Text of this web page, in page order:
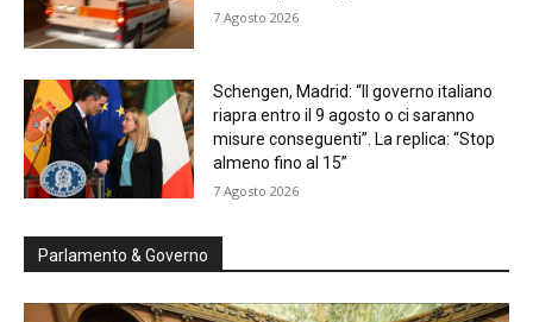
7 Agosto 2026
Schengen, Madrid: “Il governo italiano
riapra entro il 9 agosto o ci saranno
misure conseguenti”. La replica: “Stop
almeno fino al 15”
7 Agosto 2026
Parlamento & Governo